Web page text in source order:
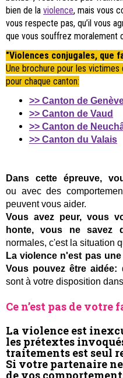
bien de la violence, mais vous
vous respecte pas, qu’il vous
que vous souffrez moralement
"Violences conjugales, que
Une brochure pour les
pour chaque canton:
>> Canton de
>> Canton de Vaud
>> Canton de
>> Canton du Valais
Dans cette épreuve,
ou avec des
peuvent vous aider.
Vous avez peur, vous
honte,vous ne savez
normales, c'est la situation
La violence n'est pas
Vous pouvez être aidée:
sont à votre disposition
Ce n’est pas de votre
La violence est
les prétextes
traitements est seul
Si votre partenaire
de vos